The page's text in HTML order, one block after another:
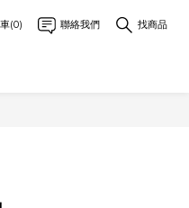
(0) 聯絡我們 找商品